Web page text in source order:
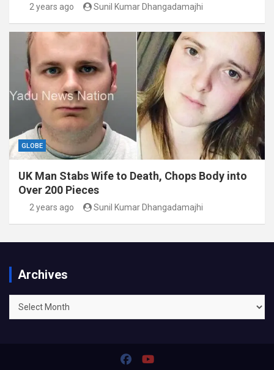
2 years ago Sunil Kumar Dhangadamajhi
GLOBE
UK Man Stabs Wife to Death, Chops Body into
Over 200 Pieces
2 years ago Sunil Kumar Dhangadamajhi
Archives
Archives